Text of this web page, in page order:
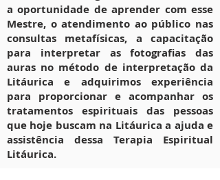
a oportunidade de aprender com esse
Mestre, o atendimento ao público nas
consultas metafísicas, a capacitação
para interpretar as fotografias das
auras no método de interpretação da
Litáurica e adquirimos experiência
para proporcionar e acompanhar os
tratamentos espirituais das pessoas
que hoje buscam na Litáurica a ajuda e
assistência dessa Terapia Espiritual
Litáurica.